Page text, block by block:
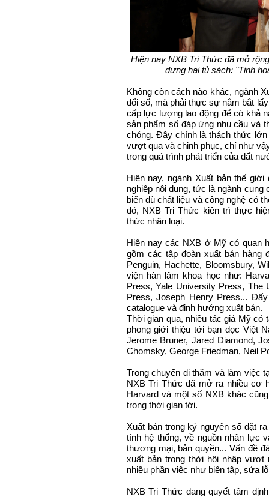
Hiện nay NXB Tri Thức đã mở
dựng hai tủ sách: "Tinh
Không còn cách nào khác, ngành
đổi số, mà phải thực sự nắm bắt
cấp lực lượng lao động để có khả
sản phẩm số đáp ứng nhu cầu và
chóng. Đây chính là thách thức
vượt qua và chinh phục, chỉ như
trong quá trình phát triển của đất
Hiện nay, ngành Xuất bản thế
nghiệp nội dung, tức là ngành
biến dù chất liệu và công nghệ có
đó, NXB Tri Thức kiên trì thực
thức nhân loại.
Hiện nay các NXB ở Mỹ có quan
gồm các tập đoàn xuất bản hàng
Penguin, Hachette, Bloomsbury,
viện hàn lâm khoa học như:
Press, Yale University Press, The
Press, Joseph Henry Press...
catalogue và định hướng xuất bản.
Thời gian qua, nhiều tác giả Mỹ
phong giới thiệu tới bạn đọc Việt
Jerome Bruner, Jared Diamond,
Chomsky, George Friedman, Neil
Trong chuyến đi thăm và làm việc
NXB Tri Thức đã mở ra nhiều cơ
Harvard và một số NXB khác
trong thời gian tới.
Xuất bản trong kỷ nguyên số đặt
tính hệ thống, về nguồn nhân lực
thương mại, bản quyền... Vấn đề
xuất bản trong thời hội nhập vượt
nhiều phần việc như biên tập, sửa
NXB Tri Thức đang quyết tâm